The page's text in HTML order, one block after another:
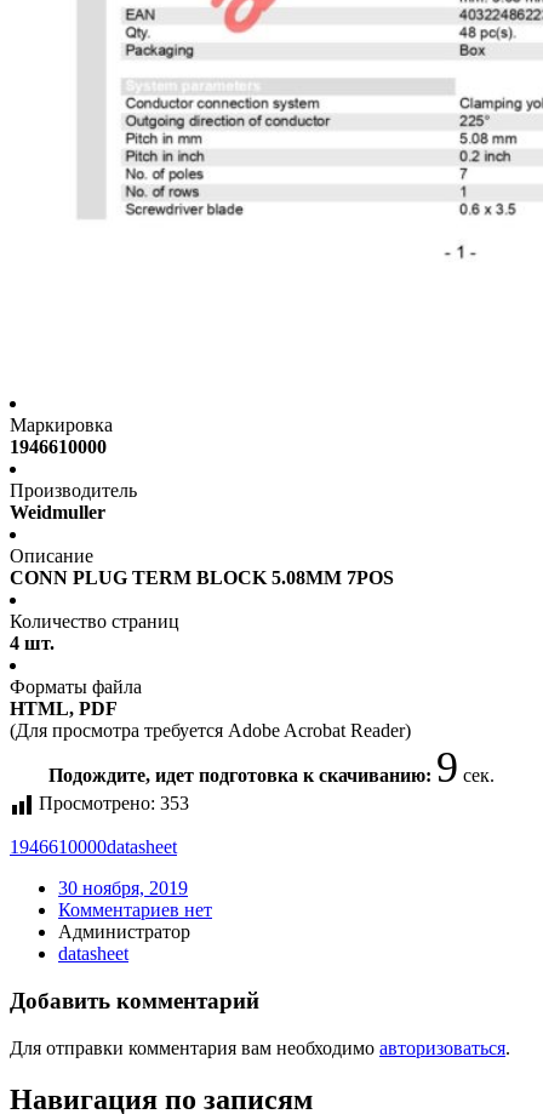
Маркировка
1946610000
Производитель
Weidmuller
Описание
CONN PLUG TERM BLOCK 5.08MM 7POS
Количество страниц
4 шт.
Форматы файла
HTML, PDF
(Для просмотра требуется Adobe Acrobat Reader)
Подождите, идет подготовка к скачиванию: 9 сек.
Просмотрено: 353
1946610000datasheet
30 ноября, 2019
Комментариев нет
Администратор
datasheet
Добавить комментарий
Для отправки комментария вам необходимо авторизоваться.
Навигация по записям